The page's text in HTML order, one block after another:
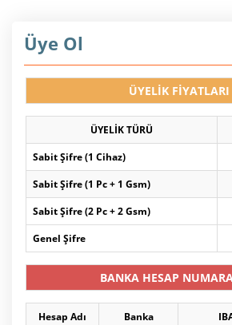
Üye Ol
ÜYELİK FİYATLARI
ÜYELİK TÜRÜ
Sabit Şifre (1 Cihaz)
Sabit Şifre (1 Pc + 1 Gsm)
Sabit Şifre (2 Pc + 2 Gsm)
Genel Şifre
BANKA HESAP
Hesap Adı Banka